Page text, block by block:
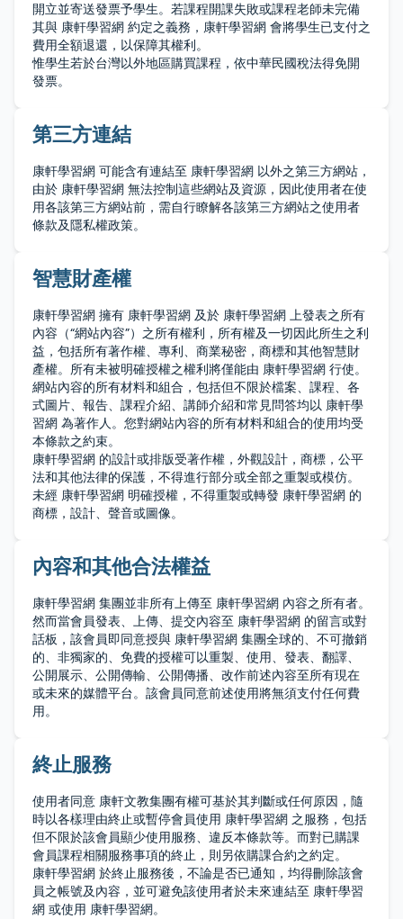
開立並寄送發票予學生。若課程開課失敗或課程老師未完備
其與 康軒學習網 約定之義務，康軒學習網 會將學生已支付之
費用全額退還，以保障其權利。
惟學生若於台灣以外地區購買課程，依中華民國稅法得免開
發票。
第三方連結
康軒學習網 可能含有連結至 康軒學習網 以外之第三方網站，
由於 康軒學習網 無法控制這些網站及資源，因此使用者在使
用各該第三方網站前，需自行瞭解各該第三方網站之使用者
條款及隱私權政策。
智慧財產權
康軒學習網 擁有 康軒學習網 及於 康軒學習網 上發表之所有
內容（“網站內容”）之所有權利，所有權及一切因此所生之利
益，包括所有著作權、專利、商業秘密，商標和其他智慧財
產權。所有未被明確授權之權利將僅能由 康軒學習網 行使。
網站內容的所有材料和組合，包括但不限於檔案、課程、各
式圖片、報告、課程介紹、講師介紹和常見問答均以 康軒學
習網 為著作人。您對網站內容的所有材料和組合的使用均受
本條款之約束。
康軒學習網 的設計或排版受著作權，外觀設計，商標，公平
法和其他法律的保護，不得進行部分或全部之重製或模仿。
未經 康軒學習網 明確授權，不得重製或轉發 康軒學習網 的
商標，設計、聲音或圖像。
內容和其他合法權益
康軒學習網 集團並非所有上傳至 康軒學習網 內容之所有者。
然而當會員發表、上傳、提交內容至 康軒學習網 的留言或對
話板，該會員即同意授與 康軒學習網 集團全球的、不可撤銷
的、非獨家的、免費的授權可以重製、使用、發表、翻譯、
公開展示、公開傳輸、公開傳播、改作前述內容至所有現在
或未來的媒體平台。該會員同意前述使用將無須支付任何費
用。
終止服務
使用者同意 康軒文教集團有權可基於其判斷或任何原因，隨
時以各樣理由終止或暫停會員使用 康軒學習網 之服務，包括
但不限於該會員顯少使用服務、違反本條款等。而對已購課
會員課程相關服務事項的終止，則另依購課合約之約定。
康軒學習網 於終止服務後，不論是否已通知，均得刪除該會
員之帳號及內容，並可避免該使用者於未來連結至 康軒學習
網 或使用 康軒學習網。